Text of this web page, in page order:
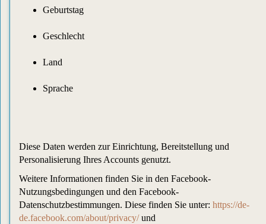
Geburtstag
Geschlecht
Land
Sprache
Diese Daten werden zur Einrichtung, Bereitstellung und
Personalisierung Ihres Accounts genutzt.
Weitere Informationen finden Sie in den Facebook-
Nutzungsbedingungen und den Facebook-
Datenschutzbestimmungen. Diese finden Sie unter: https://de-
de.facebook.com/about/privacy/und